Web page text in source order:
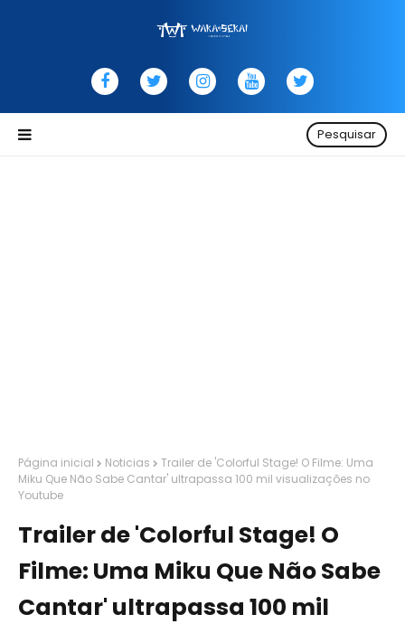
Pesquisar
Página inicial Noticias
Trailer de 'Colorful Stage! O Filme: Uma
Miku Que Não Sabe Cantar' ultrapassa 100 mil visualizações no
Youtube
Trailer de 'Colorful Stage! O
Filme: Uma Miku Que Não Sabe
Cantar' ultrapassa 100 mil